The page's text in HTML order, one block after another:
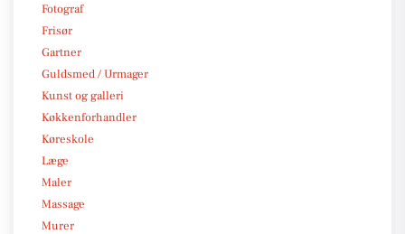
Fotograf
Frisør
Gartner
Guldsmed / Urmager
Kunst og galleri
Køkkenforhandler
Køreskole
Læge
Maler
Massage
Murer